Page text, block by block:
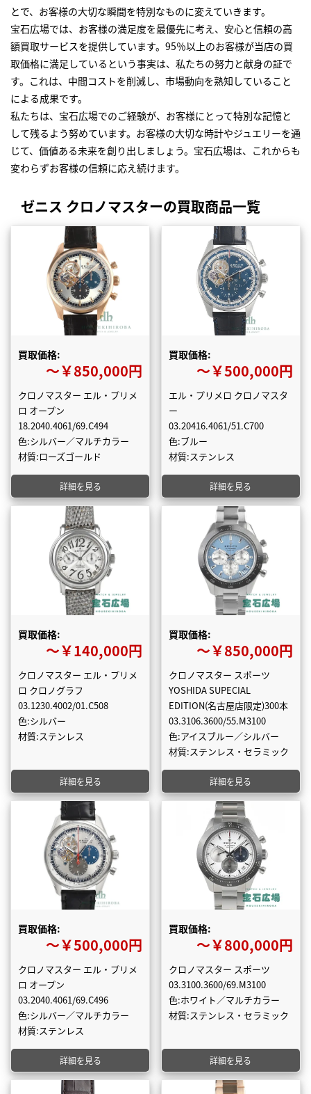
とで、お客様の大切な瞬間を特別なものに変えていきます。
宝石広場では、お客様の満足度を最優先に考え、安心と信頼の高
額買取サービスを提供しています。95％以上のお客様が当店の買
取価格に満足しているという事実は、私たちの努力と献身の証で
す。これは、中間コストを削減し、市場動向を熟知していること
による成果です。
私たちは、宝石広場でのご経験が、お客様にとって特別な記憶と
して残るよう努めています。お客様の大切な時計やジュエリーを通
じて、価値ある未来を創り出しましょう。宝石広場は、これからも
変わらずお客様の信頼に応え続けます。
ゼニス クロノマスターの買取商品一覧
買取価格:
〜￥850,000円
クロノマスター エル・プリメ
ロ オープン
18.2040.4061/69.C494
色:シルバー／マルチカラー
材質:ローズゴールド
詳細を見る
買取価格:
〜￥500,000円
エル・プリメロ クロノマスタ
ー
03.20416.4061/51.C700
色:ブルー
材質:ステンレス
詳細を見る
買取価格:
〜￥140,000円
クロノマスター エル・プリメ
ロ クロノグラフ
03.1230.4002/01.C508
色:シルバー
材質:ステンレス
詳細を見る
買取価格:
〜￥850,000円
クロノマスター スポーツ
YOSHIDA SUPECIAL
EDITION(名古屋店限定)300本
03.3106.3600/55.M3100
色:アイスブルー／シルバー
材質:ステンレス・セラミック
詳細を見る
買取価格:
〜￥500,000円
クロノマスター エル・プリメ
ロ オープン
03.2040.4061/69.C496
色:シルバー／マルチカラー
材質:ステンレス
詳細を見る
買取価格:
〜￥800,000円
クロノマスター スポーツ
03.3100.3600/69.M3100
色:ホワイト／マルチカラー
材質:ステンレス・セラミック
詳細を見る